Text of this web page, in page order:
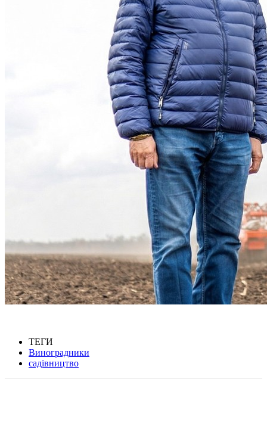
ТЕГИ
Виноградники
садівництво